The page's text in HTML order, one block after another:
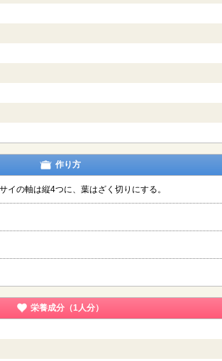
作り方
の軸は縦4つに、葉はざく切りにする。
栄養成分（1人分）